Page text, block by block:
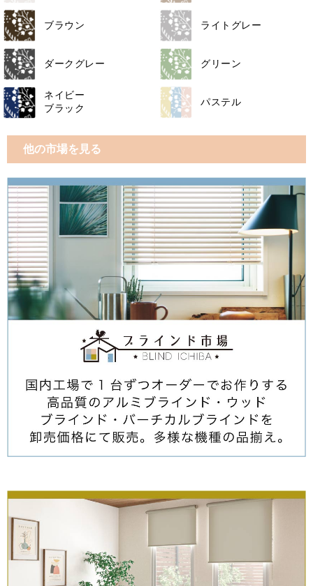
ブラウン ライトグレー
ダークグレー グリーン
ネイビー
ブラック
パステル
他の市場を見る